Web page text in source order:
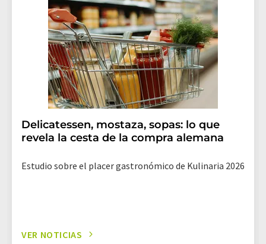
Delicatessen, mostaza, sopas: lo que
revela la cesta de la compra alemana
Estudio sobre el placer gastronómico de Kulinaria 2026
VER NOTICIAS